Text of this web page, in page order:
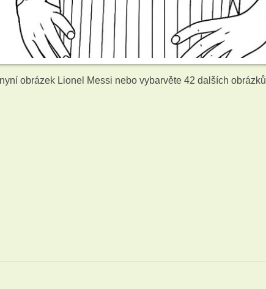
obrázek Lionel Messi nebo vybarvěte 42 dalších obrázků